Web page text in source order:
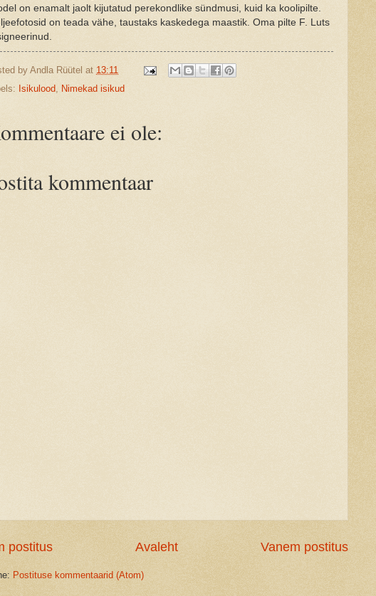
on enamalt jaolt kijutatud perekondlike sündmusi, kuid ka koolipilte.
on teada vähe, taustaks kaskedega maastik. Oma pilte F. Luts
by Andla Rüütel at 13:11
Isikulood, Nimekad isikud
ei ole:
kommentaar
postitus Vanem postitus
Avaleht
Postituse kommentaarid (Atom)